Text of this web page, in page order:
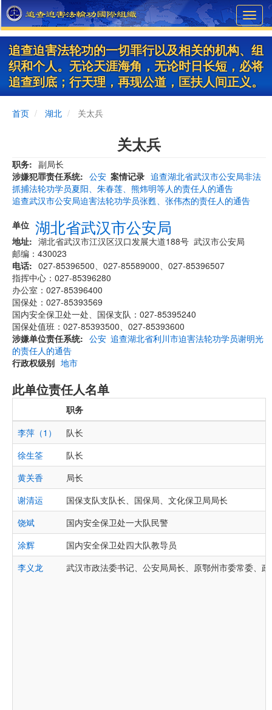
Skip
to
main
content
追查迫害法轮功的一切罪行以及相关的机构、组
织和个人。无论天涯海角，无论时日长短，必将
追查到底；行天理，再现公道，匡扶人间正义。
首页 湖北 关太兵
关太兵
职务
副局长
涉嫌犯罪责任系统
公安 案情记录 追查湖北省武汉市公安局非法
抓捕法轮功学员夏阳、朱春莲、熊炜明等人的责任人的通告
追查武汉市公安局迫害法轮功学员张甦、张伟杰的责任人的通告
单位 湖北省武汉市公安局
地址
​​湖北省武汉市江汉区汉口发展大道188号 武汉市公安局
邮编：430023
电话
027-85396500、027-85589000、027-85396507
指挥中心：027-85396280
办公室：027-85396400
国保处：027-85393569
国内安全保卫处一处、国保支队：027-85395240
国保处值班：027-85393500、027-85393600
涉嫌单位责任系统
公安 追查湖北省利川市迫害法轮功学员谢明光
的责任人的通告
行政权级别 地市
此单位责任人名单
职务
李萍（1）
队长
徐生筌
队长
黄关香
局长
谢清运
国保支队支队长、国保局、文化保卫局局长
饶斌
国内安全保卫处一大队民警
涂辉
国内安全保卫处四大队教导员
李义龙
武汉市政法委书记、公安局局长、原鄂州市委常委、